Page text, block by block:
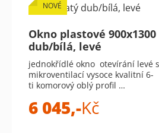
NOVÉ
Okno plastové
dub/bílá, levé
jednokřídlé okno otevírání levé
mikroventilací vysoce kvalitní 6-
ti komorový oblý profil …
6 045,-Kč